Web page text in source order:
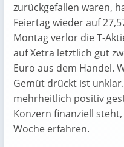
zurückgefallen waren,
Feiertag wieder auf
Montag verlor die T-
auf Xetra letztlich gut
Euro aus dem Handel.
Gemüt drückt ist
mehrheitlich positiv
Konzern finanziell
Woche erfahren.